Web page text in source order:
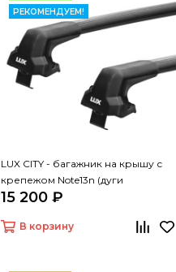
РЕКОМЕНДУЕМ!
LUX CITY - багажник на крышу с
крепежом Note13n (дуги
крыловидные черные 1,05м)
15 200 ₽
В корзину